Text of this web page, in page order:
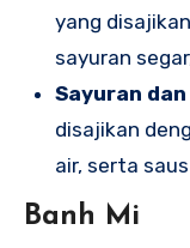
yang
sayuran
Sayuran dan
disajikan
air, serta
Banh Mi